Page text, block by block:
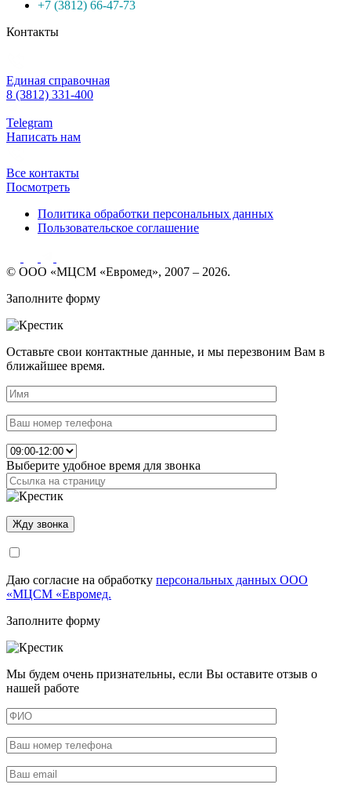
+7 (3812) 66-47-73
Контакты
Единая справочная
8 (3812) 331-400
Telegram
Написать нам
Все контакты
Посмотреть
Политика обработки персональных данных
Пользовательское соглашение
© ООО «МЦСМ «Евромед», 2007 – 2026.
Заполните форму
Оставьте свои контактные данные, и мы перезвоним Вам в
ближайшее время.
Выберите удобное время для звонка
Даю согласие на обработку персональных данных ООО
«МЦСМ «Евромед.
Заполните форму
Мы будем очень признательны, если Вы оставите отзыв о
нашей работе